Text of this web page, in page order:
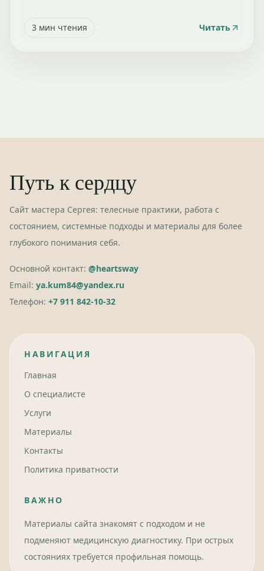
3 мин чтения Читать
Путь к сердцу
Сайт мастера Сергея: телесные практики, работа с
состоянием, системные подходы и материалы для более
глубокого понимания себя.
Основной контакт: @heartsway
Email: ya.kum84@yandex.ru
Телефон: +7 911 842-10-32
НАВИГАЦИЯ
Главная
О специалисте
Услуги
Материалы
Контакты
Политика приватности
ВАЖНО
Материалы сайта знакомят с подходом и не
подменяют медицинскую диагностику. При острых
состояниях требуется профильная помощь.